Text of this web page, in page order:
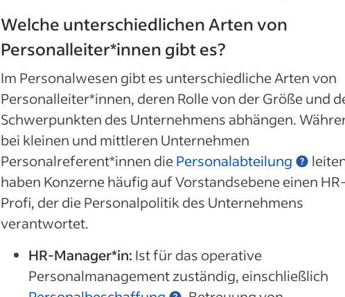
Welche unterschiedlichen Arten von
Personalleiter*innen gibt es?
Im Personalwesen gibt es unterschiedliche Arten von
Personalleiter*innen, deren Rolle von der Größe und
Schwerpunkten des Unternehmens abhängen.
bei kleinen und mittleren Unternehmen
Personalreferent*innen diePersonalabteilung
haben Konzerne häufig auf Vorstandsebene einen HR-
Profi, der die Personalpolitik des Unternehmens
verantwortet.
HR-Manager*in: Ist für das operative
Personalmanagement zuständig, einschließlich